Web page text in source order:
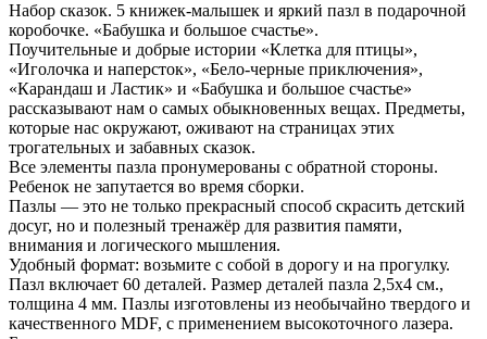
Набор сказок. 5 книжек-малышек и яркий пазл в подарочной
коробочке. «Бабушка и большое счастье».
Поучительные и добрые истории «Клетка для птицы»,
«Иголочка и наперсток», «Бело-черные приключения»,
«Карандаш и Ластик» и «Бабушка и большое счастье»
рассказывают нам о самых обыкновенных вещах. Предметы,
которые нас окружают, оживают на страницах этих
трогательных и забавных сказок.
Все элементы пазла пронумерованы с обратной стороны.
Ребенок не запутается во время сборки.
Пазлы — это не только прекрасный способ скрасить детский
досуг, но и полезный тренажёр для развития памяти,
внимания и логического мышления.
Удобный формат: возьмите с собой в дорогу и на прогулку.
Пазл включает 60 деталей. Размер деталей пазла 2,5х4 см.,
толщина 4 мм. Пазлы изготовлены из необычайно твердого и
качественного MDF, с применением высокоточного лазера.